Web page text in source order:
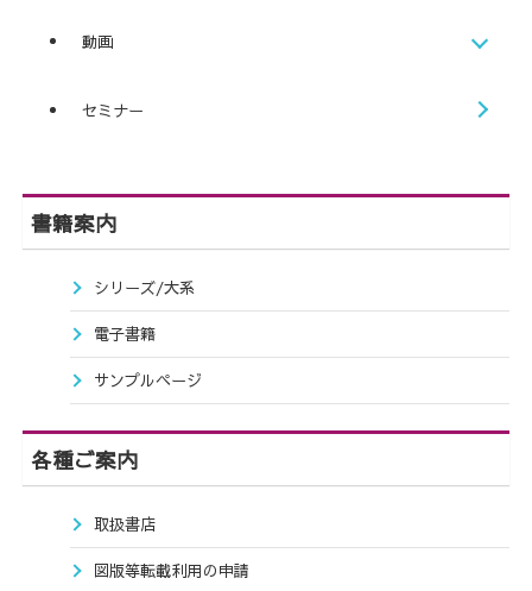
動画
セミナー
書籍案内
シリーズ/大系
電子書籍
サンプルページ
各種ご案内
取扱書店
図版等転載利用の申請